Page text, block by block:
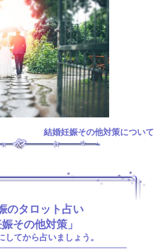
結婚妊娠その他対策について
のタロット占い
娠その他対策」
してから占いましょう。